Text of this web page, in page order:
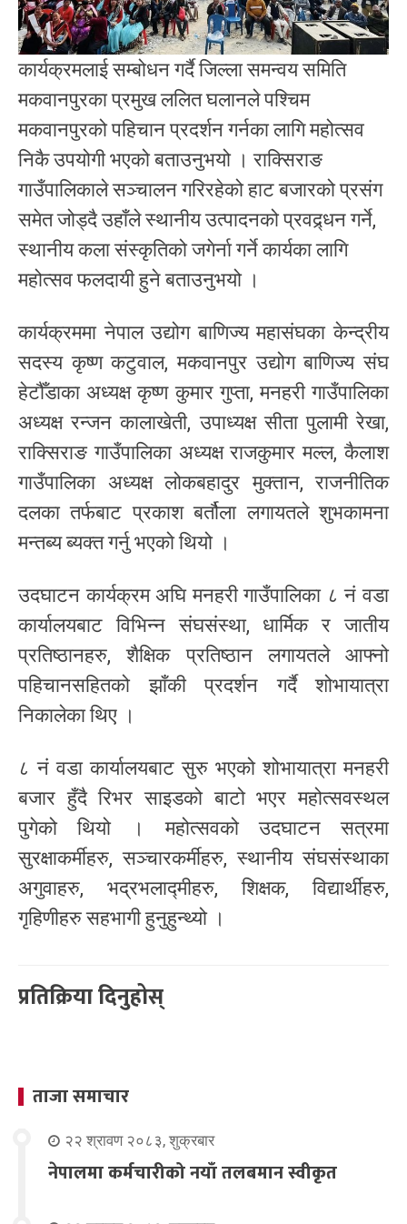
कार्यक्रमलाई सम्बोधन गर्दै जिल्ला समन्वय समिति
मकवानपुरका प्रमुख ललित घलानले पश्चिम
मकवानपुरको पहिचान प्रदर्शन गर्नका लागि महोत्सव
निकै उपयोगी भएको बताउनुभयो । राक्सिराङ
गाउँपालिकाले सञ्चालन गरिरहेको हाट बजारको प्रसंग
समेत जोड्दै उहाँले स्थानीय उत्पादनको प्रवद्र्धन गर्ने,
स्थानीय कला संस्कृतिको जगेर्ना गर्ने कार्यका लागि
महोत्सव फलदायी हुने बताउनुभयो ।
कार्यक्रममा नेपाल उद्योग बाणिज्य महासंघका केन्द्रीय
सदस्य कृष्ण कटुवाल, मकवानपुर उद्योग बाणिज्य संघ
हेटौँडाका अध्यक्ष कृष्ण कुमार गुप्ता, मनहरी गाउँपालिका
अध्यक्ष रन्जन कालाखेती, उपाध्यक्ष सीता पुलामी रेखा,
राक्सिराङ गाउँपालिका अध्यक्ष राजकुमार मल्ल, कैलाश
गाउँपालिका अध्यक्ष लोकबहादुर मुक्तान, राजनीतिक
दलका तर्फबाट प्रकाश बर्तौला लगायतले शुभकामना
मन्तब्य ब्यक्त गर्नु भएको थियो ।
उदघाटन कार्यक्रम अघि मनहरी गाउँपालिका ८ नं वडा
कार्यालयबाट विभिन्न संघसंस्था, धार्मिक र जातीय
प्रतिष्ठानहरु, शैक्षिक प्रतिष्ठान लगायतले आफ्नो
पहिचानसहितको झाँकी प्रदर्शन गर्दै शोभायात्रा
निकालेका थिए ।
८ नं वडा कार्यालयबाट सुरु भएको शोभायात्रा मनहरी
बजार हुँदै रिभर साइडको बाटो भएर महोत्सवस्थल
पुगेको थियो । महोत्सवको उदघाटन सत्रमा
सुरक्षाकर्मीहरु, सञ्चारकर्मीहरु, स्थानीय संघसंस्थाका
अगुवाहरु, भद्रभलाद्मीहरु, शिक्षक, विद्यार्थीहरु,
गृहिणीहरु सहभागी हुनुहुन्थ्यो ।
प्रतिक्रिया दिनुहोस्
ताजा समाचार
२२ श्रावण २०८३, शुक्रबार
नेपालमा कर्मचारीको नयाँ तलबमान स्वीकृत